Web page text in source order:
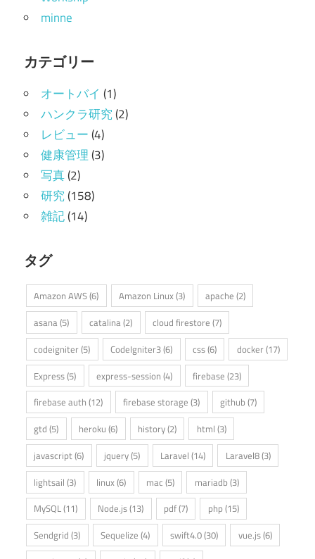
minne
カテゴリー
オートバイ (1)
ハンクラ研究(2)
レビュー(4)
健康管理(3)
写真(2)
研究(158)
雑記(14)
タグ
Amazon AWS(6) Amazon Linux(3) apache (2)
asana (5) catalina (2) cloud firestore (7)
codeigniter (5) CodeIgniter3(6) css(6) docker (17)
Express(5) express-session (4) firebase (23)
firebase auth (12) firebase storage (3) github (7)
gtd (5) heroku (6) history(2) html (3)
javascript(6) jquery(5) Laravel (14) Laravel8(3)
lightsail (3) linux(6) mac (5) mariadb (3)
MySQL(11) Node.js(13) pdf(7) php(15)
Sendgrid (3) Sequelize (4) swift4.0(30) vue.js(6)